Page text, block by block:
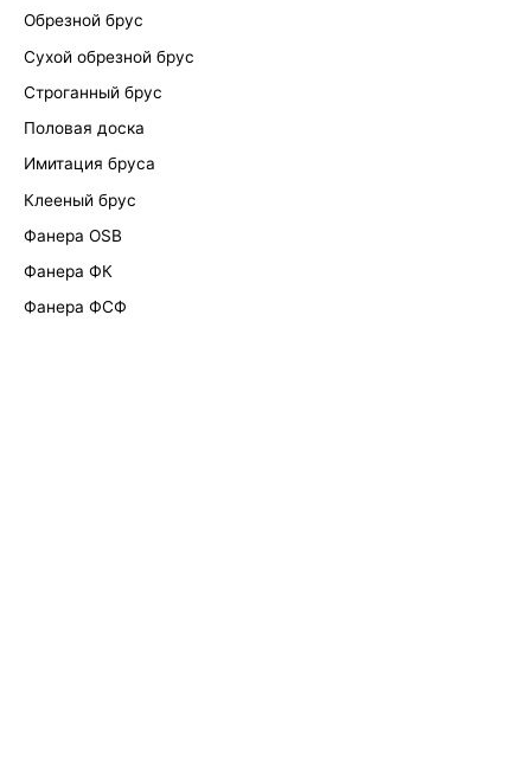
Обрезной брус
Сухой обрезной брус
Строганный брус
Половая доска
Имитация бруса
Клееный брус
Фанера OSB
Фанера ФК
Фанера ФСФ